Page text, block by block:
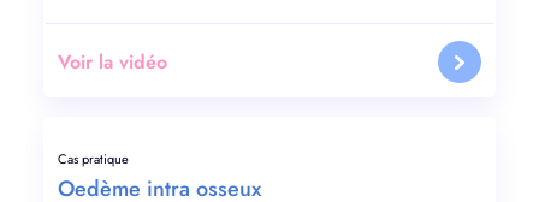
Voir la vidéo
Cas pratique
Oedème intra osseux